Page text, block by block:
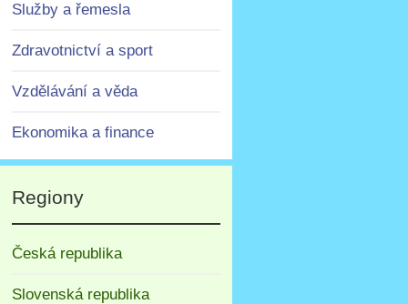
Služby a řemesla
Zdravotnictví a sport
Vzdělávání a věda
Ekonomika a finance
Regiony
Česká republika
Slovenská republika